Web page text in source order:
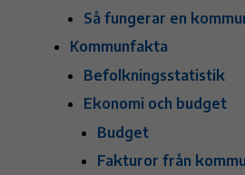
Så fungerar en
Kommunfakta
Befolkningsstatistik
Ekonomi och budget
Budget
Fakturor från